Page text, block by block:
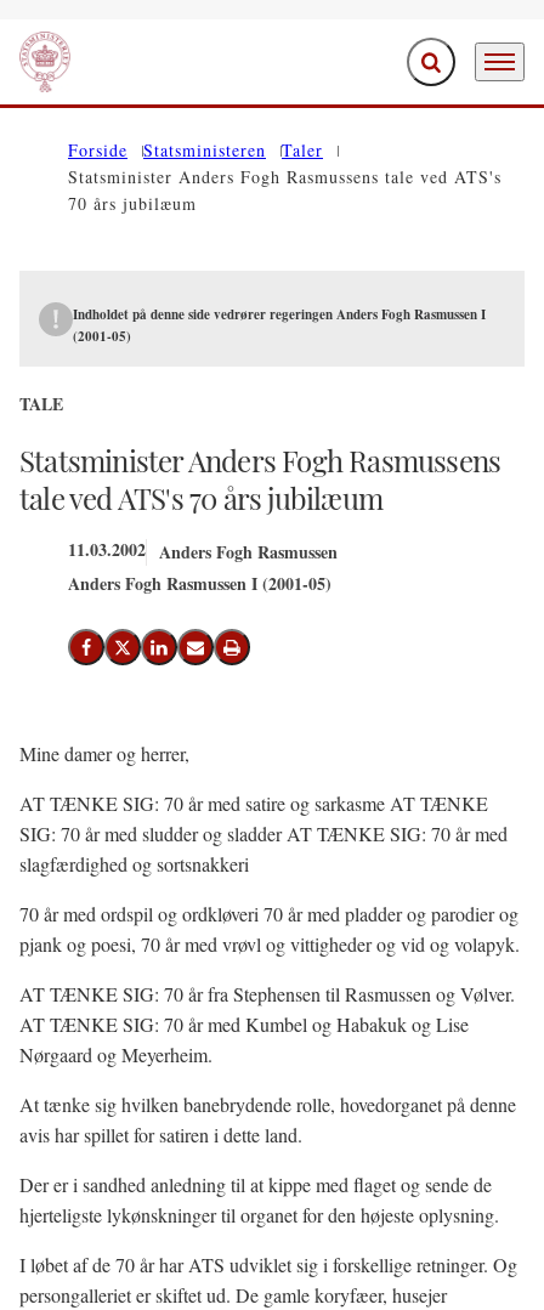
Gå til forsiden Fold søgefelt ud
Menu
Forside Statsministeren
Taler
Statsminister Anders Fogh Rasmussens tale ved ATS's
70 års jubilæum
Indholdet på denne side vedrører regeringen Anders Fogh Rasmussen I
(2001-05)
TALE
Statsminister Anders Fogh Rasmussens
tale ved ATS's 70 års jubilæum
11.03.2002 Anders Fogh Rasmussen
Anders Fogh Rasmussen I (2001-05)
Del på Facebook
Del på X (Twitter)
Del på LinkedIn
Send email
Print
Mine damer og herrer,
AT TÆNKE SIG: 70 år med satire og sarkasme AT TÆNKE
SIG: 70 år med sludder og sladder AT TÆNKE SIG: 70 år med
slagfærdighed og sortsnakkeri
70 år med ordspil og ordkløveri 70 år med pladder og parodier og
pjank og poesi, 70 år med vrøvl og vittigheder og vid og volapyk.
AT TÆNKE SIG: 70 år fra Stephensen til Rasmussen og Vølver.
AT TÆNKE SIG: 70 år med Kumbel og Habakuk og Lise
Nørgaard og Meyerheim.
At tænke sig hvilken banebrydende rolle, hovedorganet på denne
avis har spillet for satiren i dette land.
Der er i sandhed anledning til at kippe med flaget og sende de
hjerteligste lykønskninger til organet for den højeste oplysning.
I løbet af de 70 år har ATS udviklet sig i forskellige retninger. Og
persongalleriet er skiftet ud. De gamle koryfæer, husejer